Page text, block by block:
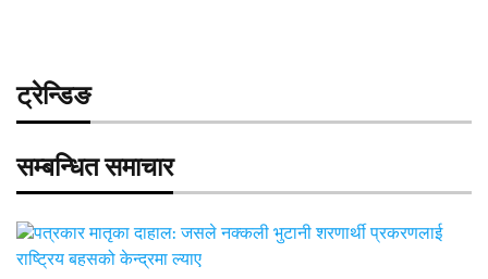
ट्रेन्डिङ
सम्बन्धित समाचार